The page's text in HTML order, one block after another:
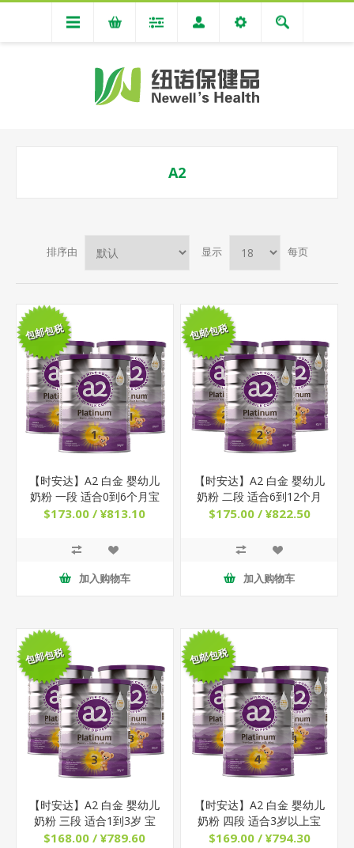
A2
排序由 显示 每页
包邮包税
【时安达】A2 白金 婴幼儿
奶粉 一段 适合0到6个月宝
宝 900g x 3罐
$173.00 / ¥813.10
加入购物车
包邮包税
【时安达】A2 白金 婴幼儿
奶粉 二段 适合6到12个月
宝宝 900g x 3罐
$175.00 / ¥822.50
加入购物车
包邮包税
【时安达】A2 白金 婴幼儿
奶粉 三段 适合1到3岁 宝
宝 900g x 3罐
$168.00 / ¥789.60
包邮包税
【时安达】A2 白金 婴幼儿
奶粉 四段 适合3岁以上宝
宝 900g x 3罐
$169.00 / ¥794.30